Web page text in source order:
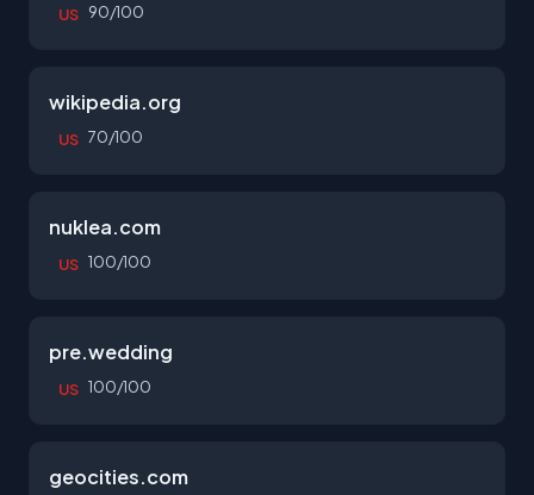
US 90/100
wikipedia.org
US 70/100
nuklea.com
US 100/100
pre.wedding
US 100/100
geocities.com